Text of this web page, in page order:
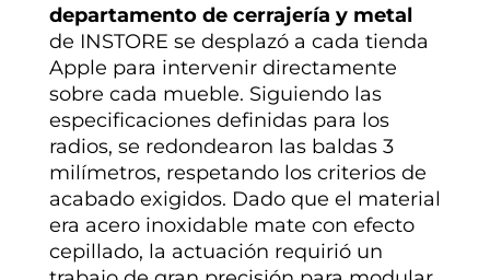
departamento de cerrajería y metal
de INSTORE se desplazó a cada tienda
Apple para intervenir directamente
sobre cada mueble. Siguiendo las
especificaciones definidas para los
radios, se redondearon las baldas 3
milímetros, respetando los criterios de
acabado exigidos. Dado que el material
era acero inoxidable mate con efecto
cepillado, la actuación requirió un